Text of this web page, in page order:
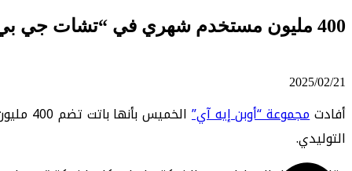
400 مليون مستخدم شهري في “تشات جي بي تي”
⠀ 2025/02/21
أفادتمجموعة “أوبن إيه آي”
التوليدي.